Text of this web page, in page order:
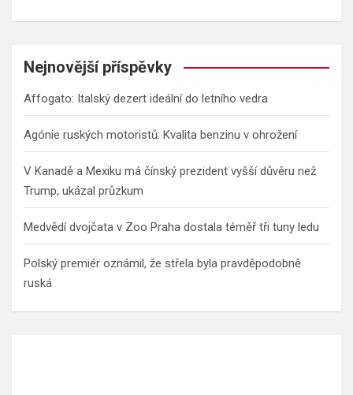
Nejnovější příspěvky
Affogato: Italský dezert ideální do letního vedra
Agónie ruských motoristů: Kvalita benzinu v ohrožení
V Kanadě a Mexiku má čínský prezident vyšší důvěru než
Trump, ukázal průzkum
Medvědí dvojčata v Zoo Praha dostala téměř tři tuny ledu
Polský premiér oznámil, že střela byla pravděpodobně
ruská